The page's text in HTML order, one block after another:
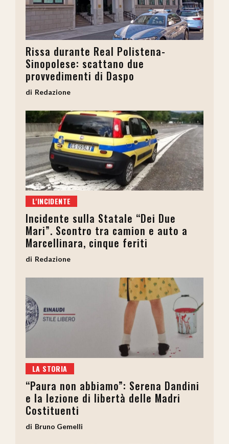
Rissa durante Real Polistena-
Sinopolese: scattano due
provvedimenti di Daspo
Redazione
L'INCIDENTE
Incidente sulla Statale “Dei Due
Mari”. Scontro tra camion e auto a
Marcellinara, cinque feriti
Redazione
LA STORIA
“Paura non abbiamo”: Serena Dandini
e la lezione di libertà delle Madri
Costituenti
Bruno Gemelli